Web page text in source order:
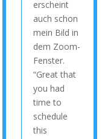
erscheint
auch schon
mein Bild in
dem Zoom-
Fenster.
“Great that
you had
time to
schedule
this